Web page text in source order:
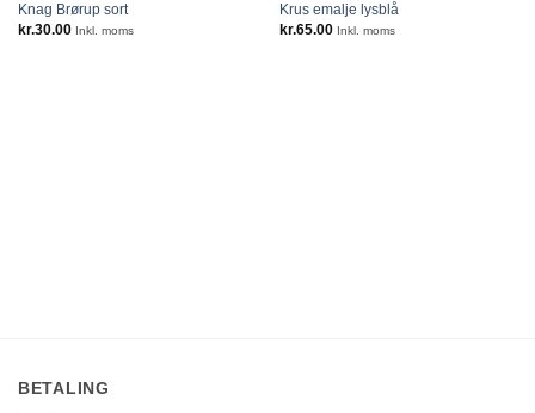
Knag Brørup sort
kr.30.00 Inkl. moms
Krus emalje lysblå
kr.65.00 Inkl. moms
BETALING